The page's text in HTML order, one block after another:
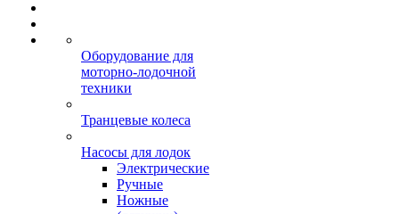
Оборудование для
моторно-лодочной
техники
Транцевые колеса
Насосы для лодок
Электрические
Ручные
Ножные